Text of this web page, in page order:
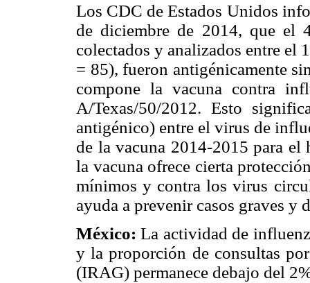
Los CDC de Estados Unidos
de diciembre de 2014, que el
colectados y analizados entre el
= 85), fueron antigénicamente
compone la vacuna contra
A/Texas/50/2012. Esto
antigénico) entre el virus de
de la vacuna 2014-2015 para
la vacuna ofrece cierta
mínimos y contra los virus
ayuda a prevenir casos graves y
México:La actividad de
y la proporción de consultas
(IRAG) permanece debajo del